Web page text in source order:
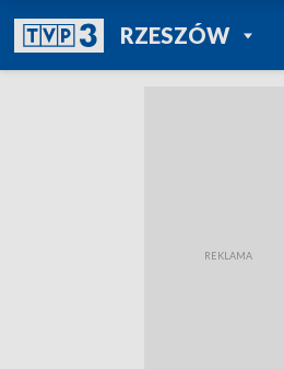
RZESZÓWPOWRÓT DO
TVP REGIONY